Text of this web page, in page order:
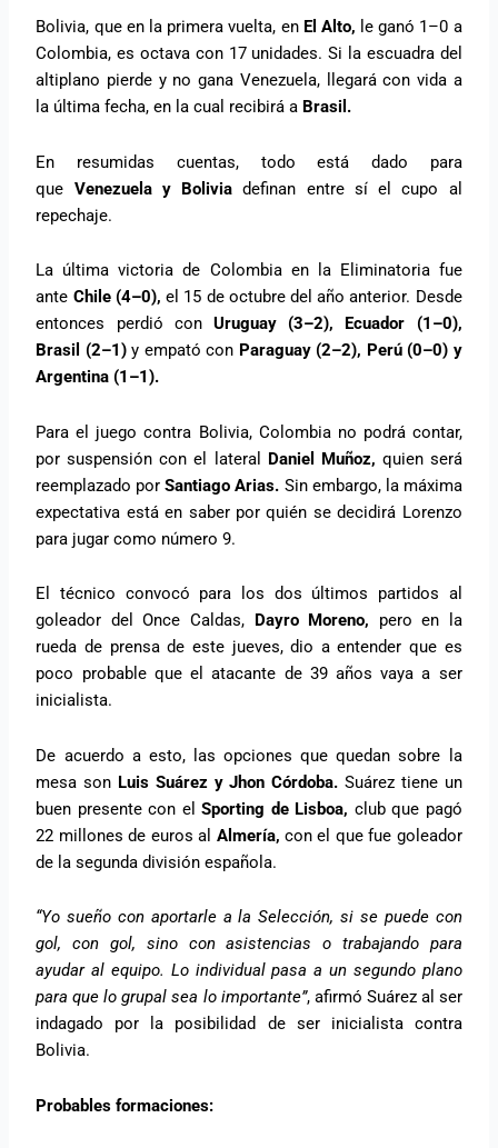
Bolivia, que en la primera vuelta, en El Alto, le ganó 1–0 a
Colombia, es octava con 17 unidades. Si la escuadra del
altiplano pierde y no gana Venezuela, llegará con vida a
la última fecha, en la cual recibirá a Brasil.
En resumidas cuentas, todo está dado para
que Venezuela y Bolivia definan entre sí el cupo al
repechaje.
La última victoria de Colombia en la Eliminatoria fue
ante Chile (4–0), el 15 de octubre del año anterior. Desde
entonces perdió con Uruguay (3–2), Ecuador (1–0),
Brasil (2–1)y empató con Paraguay (2–2), Perú (0–0) y
Argentina (1–1).
Para el juego contra Bolivia, Colombia no podrá contar,
por suspensión con el lateral Daniel Muñoz, quien será
reemplazado porSantiago Arias. Sin embargo, la máxima
expectativa está en saber por quién se decidirá Lorenzo
para jugar como número 9.
El técnico convocó para los dos últimos partidos al
goleador del Once Caldas, Dayro Moreno, pero en la
rueda de prensa de este jueves, dio a entender que es
poco probable que el atacante de 39 años vaya a ser
inicialista.
De acuerdo a esto, las opciones que quedan sobre la
mesa son Luis Suárez y Jhon Córdoba. Suárez tiene un
buen presente con el Sporting de Lisboa, club que pagó
22 millones de euros al Almería, con el que fue goleador
de la segunda división española.
“Yo sueño con aportarle a la Selección, si se puede con
gol, con gol, sino con asistencias o trabajando para
ayudar al equipo. Lo individual pasa a un segundo plano
para que lo grupal sea lo importante”, afirmó Suárez al ser
indagado por la posibilidad de ser inicialista contra
Bolivia.
Probables formaciones: